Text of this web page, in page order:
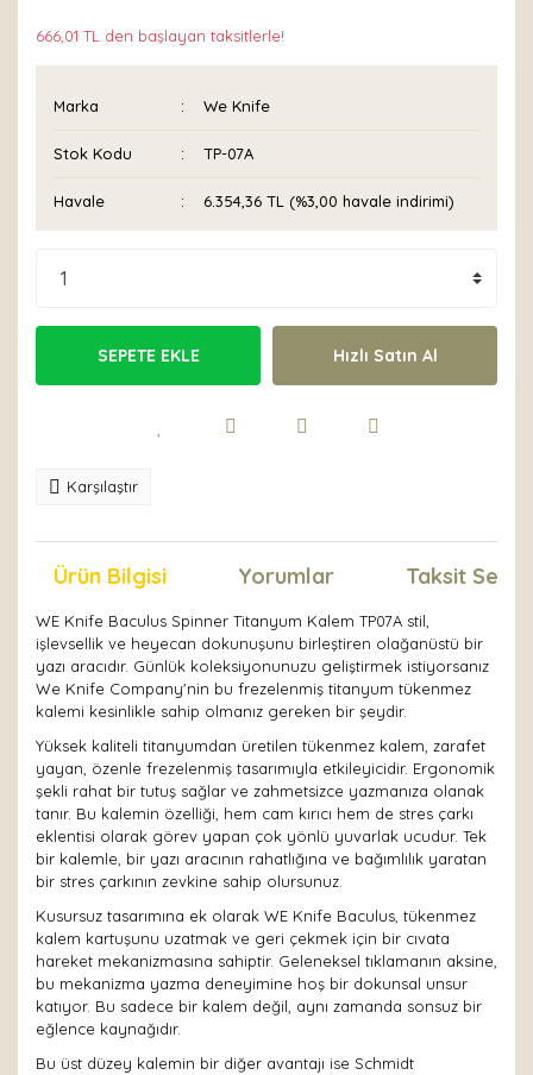
666,01 TL den başlayan taksitlerle!
Marka We Knife
Stok Kodu TP-07A
Havale 6.354,36 TL (%3,00 havale indirimi)
SEPETE EKLE Hızlı Satın Al
Karşılaştır
Ürün Bilgisi Yorumlar Taksit
WE Knife Baculus Spinner Titanyum Kalem TP07A stil,
işlevsellik ve heyecan dokunuşunu birleştiren olağanüstü bir
yazı aracıdır. Günlük koleksiyonunuzu geliştirmek istiyorsanız
We Knife Company'nin bu frezelenmiş titanyum tükenmez
kalemi kesinlikle sahip olmanız gereken bir şeydir.
Yüksek kaliteli titanyumdan üretilen tükenmez kalem, zarafet
yayan, özenle frezelenmiş tasarımıyla etkileyicidir. Ergonomik
şekli rahat bir tutuş sağlar ve zahmetsizce yazmanıza olanak
tanır. Bu kalemin özelliği, hem cam kırıcı hem de stres çarkı
eklentisi olarak görev yapan çok yönlü yuvarlak ucudur. Tek
bir kalemle, bir yazı aracının rahatlığına ve bağımlılık yaratan
bir stres çarkının zevkine sahip olursunuz.
Kusursuz tasarımına ek olarak WE Knife Baculus, tükenmez
kalem kartuşunu uzatmak ve geri çekmek için bir cıvata
hareket mekanizmasına sahiptir. Geleneksel tıklamanın aksine,
bu mekanizma yazma deneyimine hoş bir dokunsal unsur
katıyor. Bu sadece bir kalem değil, aynı zamanda sonsuz bir
eğlence kaynağıdır.
Bu üst düzey kalemin bir diğer avantajı ise Schmidt